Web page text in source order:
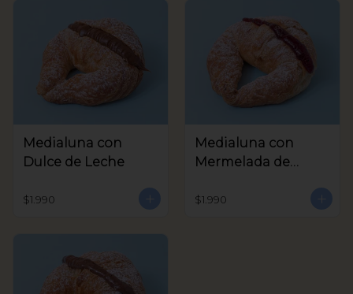
Medialuna con
Dulce de Leche
$1.990
Medialuna con
Mermelada de
$1.990